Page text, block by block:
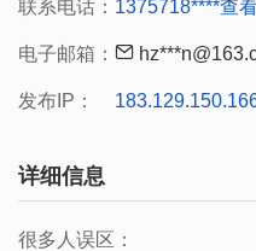
联系电话： 1375718****查
电子邮箱：
发布IP：
详细信息
很多人误区：